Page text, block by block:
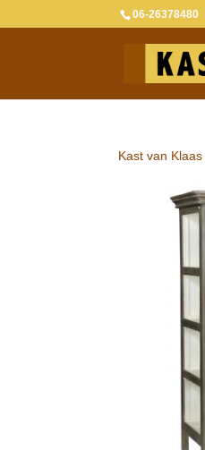
06-26378480
Kast van Klaas